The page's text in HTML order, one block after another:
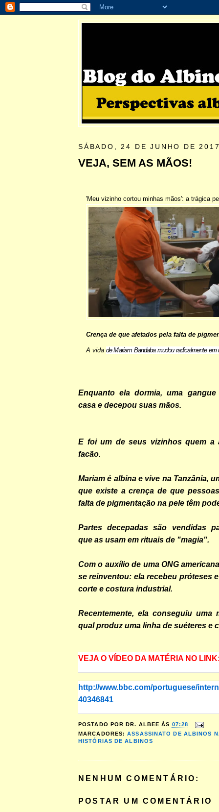
SÁBADO, 24 DE JUNHO DE
VEJA, SEM AS MÃOS!
'Meu vizinho cortou minhas mãos': a trágica
Crença de que afetados pela falta de
A vida de Mariam Bandaba mudou radicalmente em
Enquanto ela dormia, uma
casa e decepou suas mãos.
E foi um de seus vizinhos quem a
facão.
Mariam é albina e vive na Tanzânia,
que existe a crença de que
falta de pigmentação na pele têm
Partes decepadas são vendidas
que as usam em rituais de "magia".
Com o auxílio de uma ONG
se reinventou: ela recebeu próteses
corte e costura industrial.
Recentemente, ela conseguiu uma
qual produz uma linha de suéteres e
VEJA O VÍDEO DA MATÉRIA NO
http://www.bbc.com/portuguese/
40346841
POSTADO POR DR. ALBEE ÀS 07:28
MARCADORES:ASSASSINATO DE ALBINOS
HISTÓRIAS DE ALBINOS
NENHUM COMENTÁRIO:
POSTAR UM COMENTÁRIO